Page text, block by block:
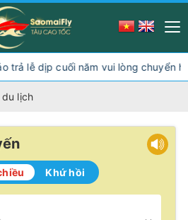
cuối năm vui lòng chuyển hướng
lịch
Khứ hồi